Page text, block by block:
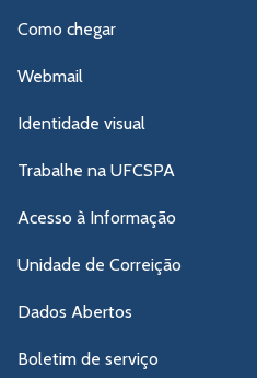
Como chegar
Webmail
Identidade visual
Trabalhe na UFCSPA
Acesso à Informação
Unidade de Correição
Dados Abertos
Boletim de serviço